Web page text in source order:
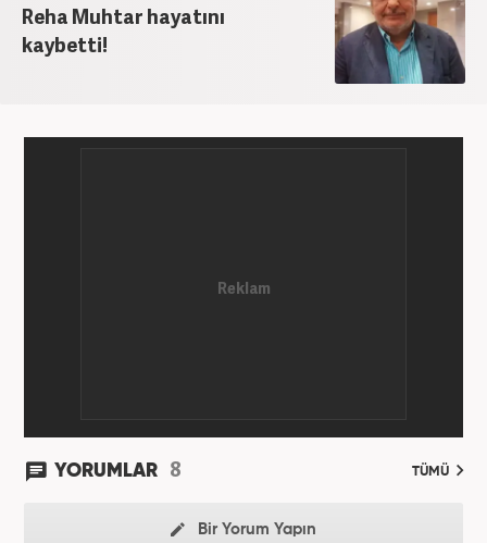
Reha Muhtar hayatını
kaybetti!
YORUMLAR 8 TÜMÜ
Bir Yorum Yapın